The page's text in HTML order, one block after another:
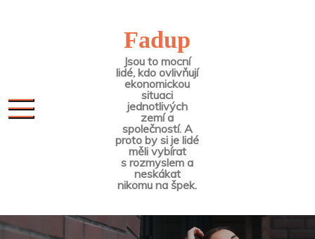
Fadup
Jsou to mocní
lidé, kdo ovlivňují
ekonomickou
situaci
jednotlivých
zemí a
společností. A
proto by si je lidé
měli vybírat
s rozmyslem a
neskákat
nikomu na špek.